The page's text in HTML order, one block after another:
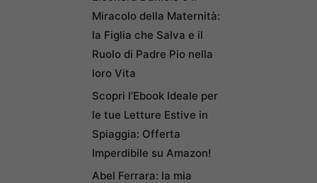
Miracolo della Maternità:
la Figlia che Salva e il
Ruolo di Padre Pio nella
loro Vita
Scopri l’Ebook Ideale per
le tue Letture Estive in
Spiaggia: Offerta
Imperdibile su Amazon!
Abel Ferrara: la mia